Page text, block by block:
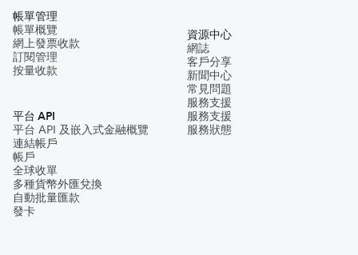
帳單管理
帳單概覽
網上發票收款
訂閱管理
按量收款
平台 API
平台 API 及嵌入式金融概覽
連結帳戶
帳戶
全球收單
多種貨幣外匯兌換
自動批量匯款
發卡
資源中心
網誌
客戶分享
新聞中心
常見問題
服務支援
服務支援
服務狀態